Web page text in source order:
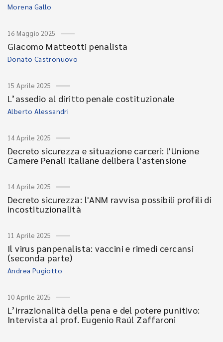
Morena Gallo
16 Maggio 2025
Giacomo Matteotti penalista
Donato Castronuovo
15 Aprile 2025
L’assedio al diritto penale costituzionale
Alberto Alessandri
14 Aprile 2025
Decreto sicurezza e situazione carceri: l'Unione
Camere Penali italiane delibera l'astensione
14 Aprile 2025
Decreto sicurezza: l'ANM ravvisa possibili profili di
incostituzionalità
11 Aprile 2025
Il virus panpenalista: vaccini e rimedi cercansi
(seconda parte)
Andrea Pugiotto
10 Aprile 2025
L’irrazionalità della pena e del potere punitivo:
Intervista al prof. Eugenio Raúl Zaffaroni